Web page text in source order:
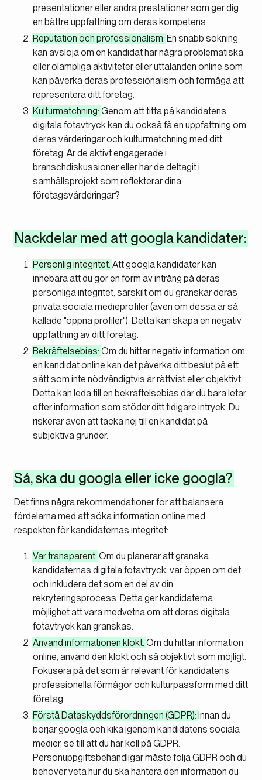
presentationer eller andra prestationer som ger dig
en bättre uppfattning om deras kompetens.
Reputation och professionalism: En snabb sökning
kan avslöja om en kandidat har några problematiska
eller olämpliga aktiviteter eller uttalanden online som
kan påverka deras professionalism och förmåga att
representera ditt företag.
Kulturmatchning: Genom att titta på kandidatens
digitala fotavtryck kan du också få en uppfattning om
deras värderingar och kulturmatchning med ditt
företag. Är de aktivt engagerade i
branschdiskussioner eller har de deltagit i
samhällsprojekt som reflekterar dina
företagsvärderingar?
Nackdelar med att googla kandidater:
Personlig integritet: Att googla kandidater kan
innebära att du gör en form av intrång på deras
personliga integritet, särskilt om du granskar deras
privata sociala medieprofiler (även om dessa är så
kallade "öppna profiler"). Detta kan skapa en negativ
uppfattning av ditt företag.
Bekräftelsebias: Om du hittar negativ information om
en kandidat online kan det påverka ditt beslut på ett
sätt som inte nödvändigtvis är rättvist eller objektivt.
Detta kan leda till en bekräftelsebias där du bara letar
efter information som stöder ditt tidigare intryck. Du
riskerar även att tacka nej till en kandidat på
subjektiva grunder.
Så, ska du googla eller icke googla?
Det finns några rekommendationer för att balansera
fördelarna med att söka information online med
respekten för kandidaternas integritet:
Var transparent: Om du planerar att granska
kandidaternas digitala fotavtryck, var öppen om det
och inkludera det som en del av din
rekryteringsprocess. Detta ger kandidaterna
möjlighet att vara medvetna om att deras digitala
fotavtryck kan granskas.
Använd informationen klokt: Om du hittar information
online, använd den klokt och så objektivt som möjligt.
Fokusera på det som är relevant för kandidatens
professionella förmågor och kulturpassform med ditt
företag.
Förstå Dataskyddsförordningen (GDPR): Innan du
börjar googla och kika igenom kandidatens sociala
medier, se till att du har koll på GDPR.
Personuppgiftsbehandligar måste följa GDPR och du
behöver veta hur du ska hantera den information du